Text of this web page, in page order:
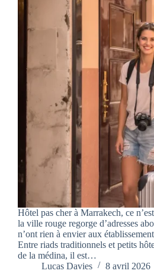
Hôtel pas cher à Marrakech, ce
la ville rouge regorge d’adresses
n’ont rien à envier aux
Entre riads traditionnels et petits
de la médina, il est…
Lucas Davies
8 avril 2026